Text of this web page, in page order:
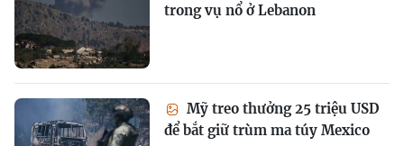
trong vụ nổ ở Lebanon
Mỹ treo thưởng 25 triệu USD
để bắt giữ trùm ma túy Mexico